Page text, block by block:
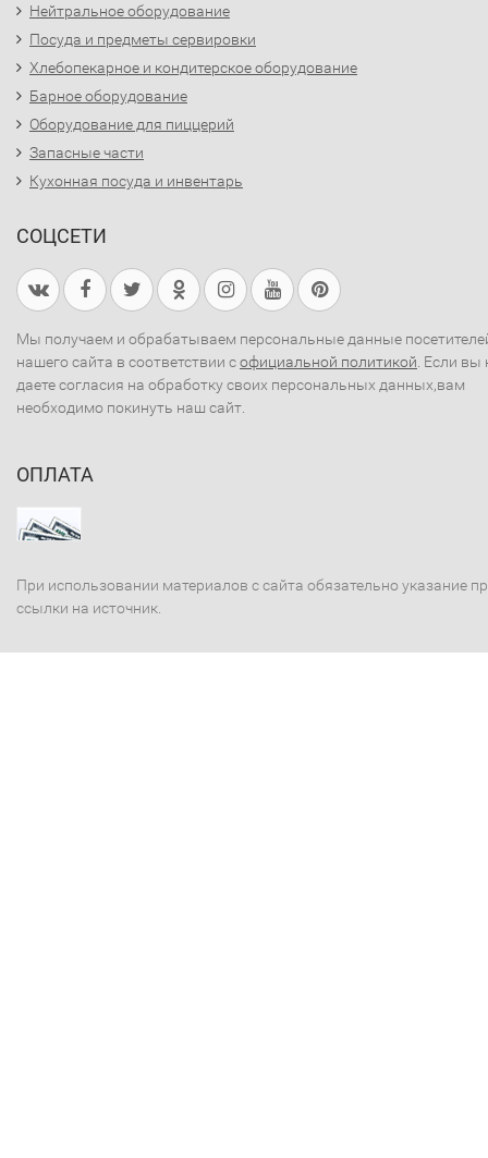
Нейтральное оборудование
Посуда и предметы сервировки
Хлебопекарное и кондитерское оборудование
Барное оборудование
Оборудование для пиццерий
Запасные части
Кухонная посуда и инвентарь
СОЦСЕТИ
Мы получаем и обрабатываем персональные данные
нашего сайта в соответствии софициальной политикой . Если вы
даете согласия на обработку своих персональных данных,вам
необходимо покинуть наш сайт.
ОПЛАТА
При использовании материалов с сайта обязательно указание
ссылки на источник.